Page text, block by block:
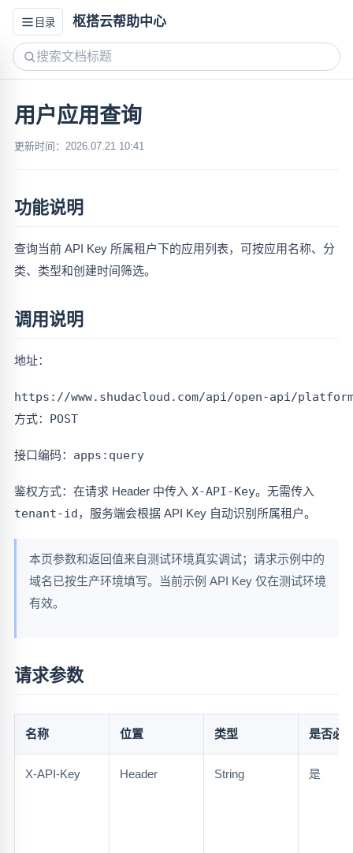
目录 枢搭云帮助中心
用户应用查询
更新时间：2026.07.21 10:41
功能说明
查询当前 API Key 所属租户下的应用列表，可按应用名称、分
类、类型和创建时间筛选。
调用说明
地址：
方式： POST
接口编码： apps:query
鉴权方式：在请求 Header 中传入 X-API-Key。无需传入
tenant-id，服务端会根据 API Key 自动识别所属租户。
本页参数和返回值来自测试环境真实调试；请求示例中的
域名已按生产环境填写。当前示例 API Key 仅在测试环境
有效。
请求参数
名称 位置 类型 是否必
X-API-Key Header String 是